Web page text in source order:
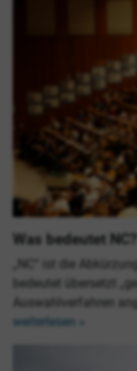
Was bedeutet NC?
„NC“ ist die
bedeutet übersetzt
Auswahlverfahren
weiterlesen »